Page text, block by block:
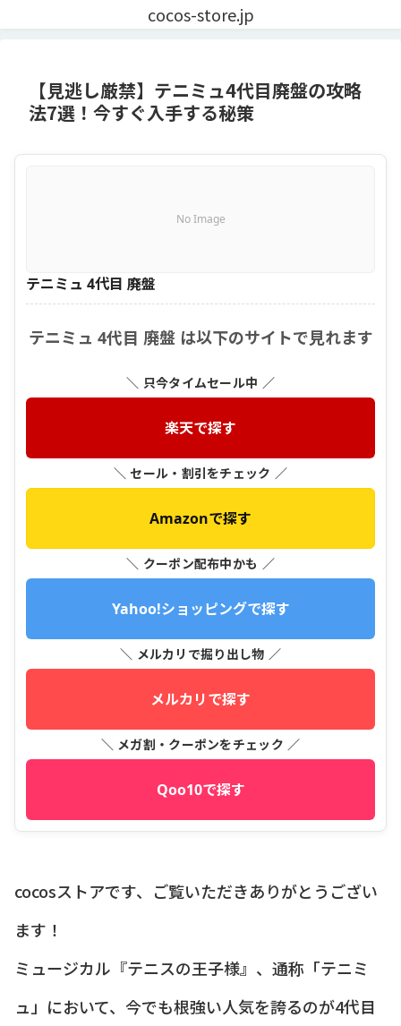
cocos-store.jp
【見逃し厳禁】テニミュ4代目廃盤の攻略
法7選！今すぐ入手する秘策
No Image
テニミュ 4代目 廃盤
テニミュ 4代目 廃盤 は以下のサイトで見れます
＼ 只今タイムセール中 ／
楽天で探す
＼ セール・割引をチェック ／
Amazonで探す
＼ クーポン配布中かも ／
Yahoo!ショッピングで探す
＼ メルカリで掘り出し物 ／
メルカリで探す
＼ メガ割・クーポンをチェック ／
Qoo10で探す
cocosストアです、ご覧いただきありがとうござい
ます！
ミュージカル『テニスの王子様』、通称「テニミ
ュ」において、今でも根強い人気を誇るのが4代目